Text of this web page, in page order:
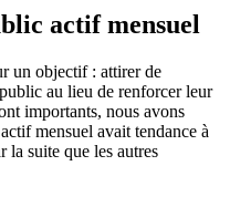
actif mensuel
un objectif : attirer de
au lieu de renforcer leur
importants, nous avons
mensuel avait tendance à
la suite que les autres